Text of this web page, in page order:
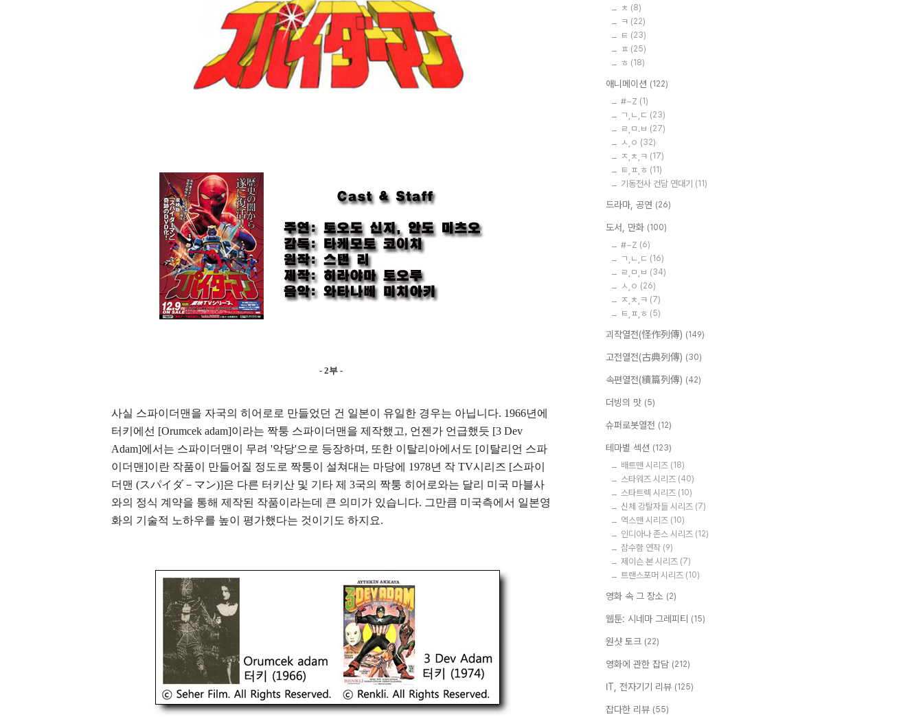
- 2부 -
사실 스파이더맨을 자국의 히어로로 만들었던 건 일본이 유일한 경우는 아닙니다. 1966년에
터키에선 [Orumcek adam]이라는 짝퉁 스파이더맨을 제작했고, 언젠가 언급했듯 [3 Dev
Adam]에서는 스파이더맨이 무려 '악당'으로 등장하며, 또한 이탈리아에서도 [이탈리언 스파
이더맨]이란 작품이 만들어질 정도로 짝퉁이 설쳐대는 마당에 1978년 작 TV시리즈 [스파이
더맨 (スパイダ－マン)]은 다른 터키산 및 기타 제 3국의 짝퉁 히어로와는 달리 미국 마블사
와의 정식 계약을 통해 제작된 작품이라는데 큰 의미가 있습니다. 그만큼 미국측에서 일본영
화의 기술적 노하우를 높이 평가했다는 것이기도 하지요.
ㅊ (8)
ㅋ (22)
ㅌ (23)
ㅍ (25)
ㅎ (18)
애니메이션 (122)
#~Z (1)
ㄱ,ㄴ,ㄷ (23)
ㄹ,ㅁ.ㅂ (27)
ㅅ,ㅇ (32)
ㅈ,ㅊ,ㅋ (17)
ㅌ,ㅍ,ㅎ (11)
기동전사 건담 연대기 (11)
드라마, 공연 (26)
도서, 만화 (100)
#~Z (6)
ㄱ,ㄴ,ㄷ (16)
ㄹ,ㅁ,ㅂ (34)
ㅅ,ㅇ (26)
ㅈ,ㅊ,ㅋ (7)
ㅌ,ㅍ,ㅎ (5)
괴작열전(怪作列傳) (149)
고전열전(古典列傳) (30)
속편열전(續篇列傳) (42)
더빙의 맛 (5)
슈퍼로봇열전 (12)
테마별 섹션 (123)
배트맨 시리즈 (18)
스타워즈 시리즈 (40)
스타트렉 시리즈 (10)
신체 강탈자들 시리즈 (7)
엑스맨 시리즈 (10)
인디아나 존스 시리즈 (12)
잠수함 연작 (9)
제이슨 본 시리즈 (7)
트랜스포머 시리즈 (10)
영화 속 그 장소 (2)
웹툰: 시네마 그레피티 (15)
원샷 토크 (22)
영화에 관한 잡담 (212)
IT, 전자기기 리뷰 (125)
잡다한 리뷰 (55)